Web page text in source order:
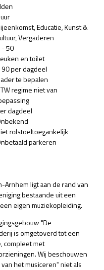
Educatie Kunst &
Vergaderen
- 50
en toilet
per dagdeel
te bepalen
regime niet van
dagdeel
rolstoeltoegankelijk
parkeren
Arnhem ligt aan de rand van
bestaande uit een
eigen muziekopleiding.
"De
is omgetoverd tot een
compleet met
Wij beschouwen
het musiceren" niet als